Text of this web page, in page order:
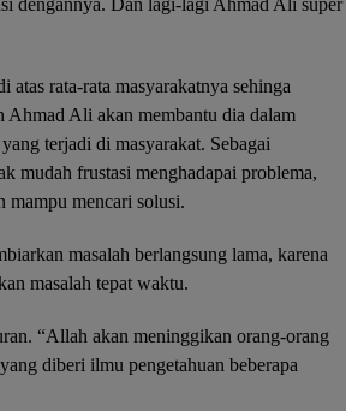
dengannya. Dan lagi-lagi Ahmad Ali super
rata-rata masyarakatnya sehinga
Ali akan membantu dia dalam
terjadi di masyarakat. Sebagai
mudah frustasi menghadapai problema,
mampu mencari solusi.
masalah berlangsung lama, karena
masalah tepat waktu.
“Allah akan meninggikan orang-orang
diberi ilmu pengetahuan beberapa